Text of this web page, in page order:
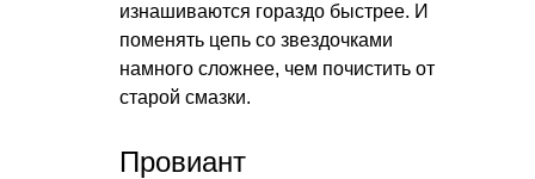
изнашиваются гораздо быстрее. И
поменять цепь со звездочками
намного сложнее, чем почистить от
старой смазки.
Провиант